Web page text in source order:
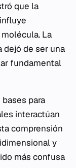
que la
La
dejó de ser una
fundamental
para
interactúan
comprensión
y
más confusa